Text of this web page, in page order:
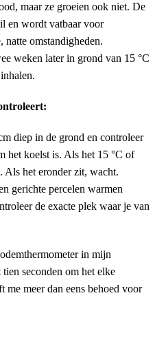
maar ze groeien ook niet. De
en wordt vatbaar voor
omstandigheden.
weken later in grond van 15 °C
diep in de grond en controleer
het koelst is. Als het 15 °C of
Als het eronder zit, wacht.
gerichte percelen warmen
de exacte plek waar je van
in mijn
seconden om het elke
me meer dan eens behoed voor